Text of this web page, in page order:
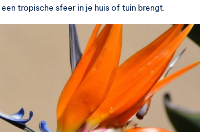
tropische sfeer in je huis of tuin brengt.